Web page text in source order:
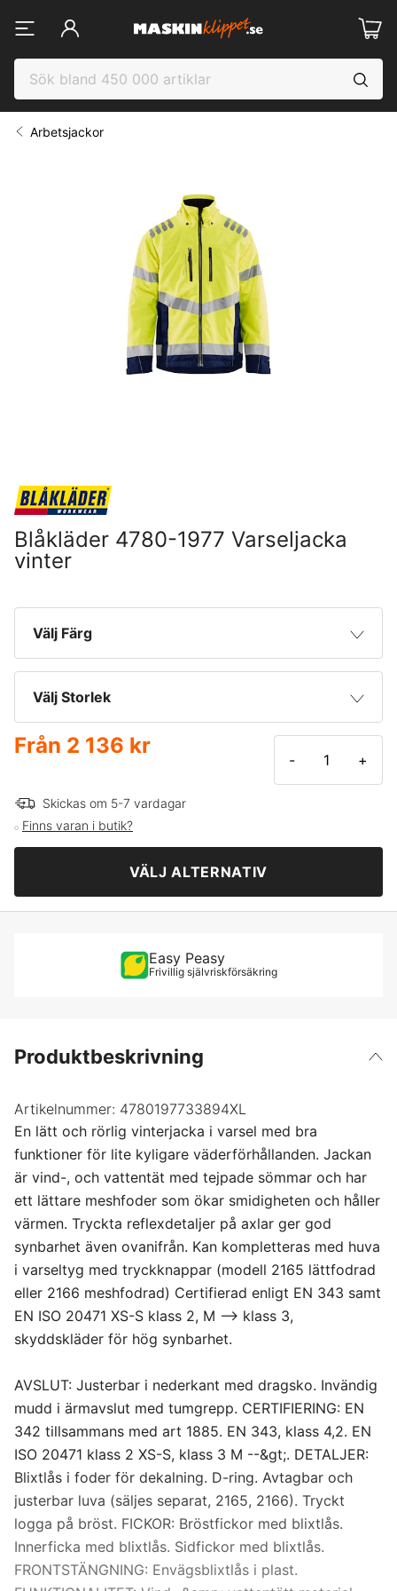
Arbetsjackor
Blåkläder 4780-1977 Varseljacka
vinter
Välj Färg
Varselgul/Mellangrå
Varselorange/Marinblå
Välj Storlek
XS
S
M
L
XXXL
4XL
Från 2 136 kr
- +
Skickas om 5-7 vardagar
Finns varan i butik?
VÄLJ ALTERNATIV
Easy Peasy
Frivillig självriskförsäkring
Produktbeskrivning
Artikelnummer: 4780197733894XL
En lätt och rörlig vinterjacka i varsel med bra
funktioner för lite kyligare väderförhållanden. Jackan
är vind-, och vattentät med tejpade sömmar och har
ett lättare meshfoder som ökar smidigheten och håller
värmen. Tryckta reflexdetaljer på axlar ger god
synbarhet även ovanifrån. Kan kompletteras med huva
i varseltyg med tryckknappar (modell 2165 lättfodrad
eller 2166 meshfodrad) Certifierad enligt EN 343 samt
EN ISO 20471 XS-S klass 2, M --> klass 3,
skyddskläder för hög synbarhet.
AVSLUT: Justerbar i nederkant med dragsko. Invändig
mudd i ärmavslut med tumgrepp. CERTIFIERING: EN
342 tillsammans med art 1885. EN 343, klass 4,2. EN
ISO 20471 klass 2 XS-S, klass 3 M --&gt;. DETALJER:
Blixtlås i foder för dekalning. D-ring. Avtagbar och
justerbar luva (säljes separat, 2165, 2166). Tryckt
logga på bröst. FICKOR: Bröstfickor med blixtlås.
Innerficka med blixtlås. Sidfickor med blixtlås.
FRONTSTÄNGNING: Envägsblixtlås i plast.